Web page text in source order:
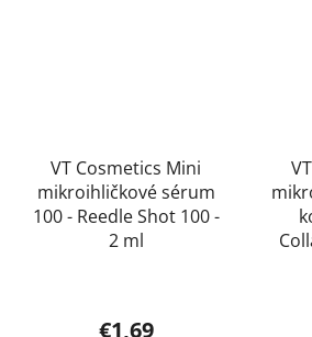
VT Cosmetics Mini
mikroihličkové sérum
100 - Reedle Shot 100 -
2 ml
€1,69